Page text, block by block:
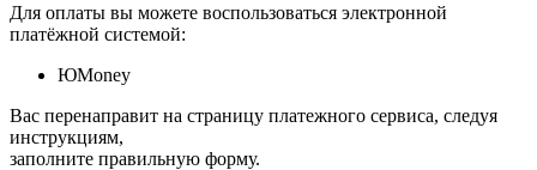
Для оплаты вы можете воспользоваться электронной
платёжной системой:
ЮMoney
Вас перенаправит на страницу платежного сервиса, следуя
инструкциям,
заполните правильную форму.